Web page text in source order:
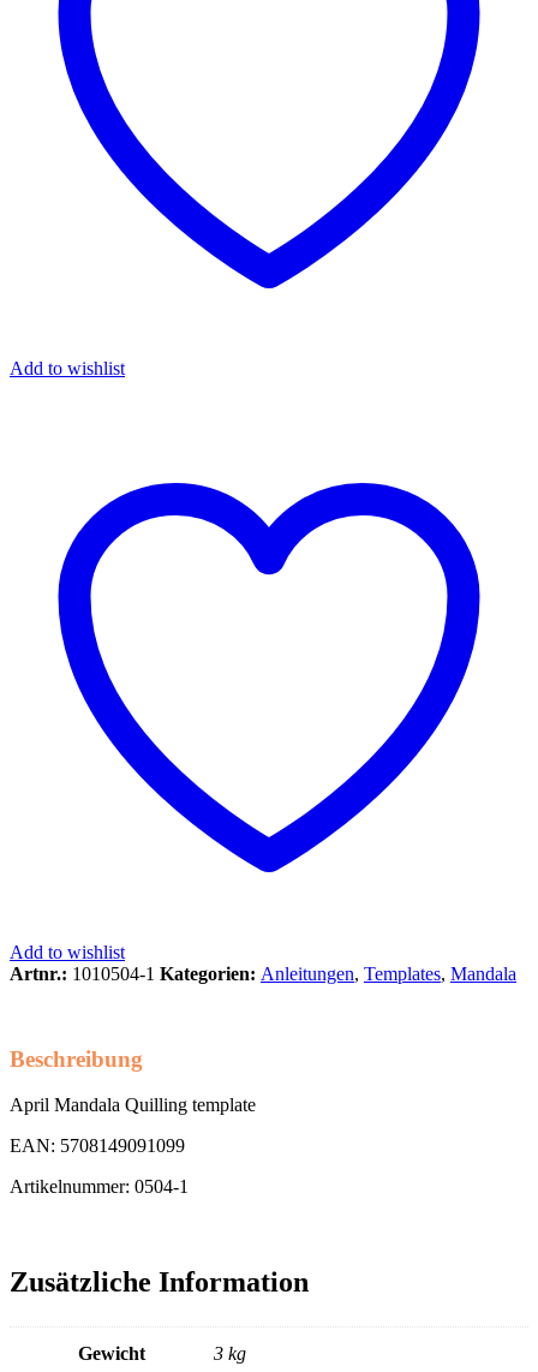
Add to wishlist
Add to wishlist
Artnr.: 1010504-1 Kategorien: Anleitungen, Templates, Mandala
Beschreibung
April Mandala Quilling template
EAN: 5708149091099
Artikelnummer: 0504-1
Zusätzliche Information
Gewicht 3 kg